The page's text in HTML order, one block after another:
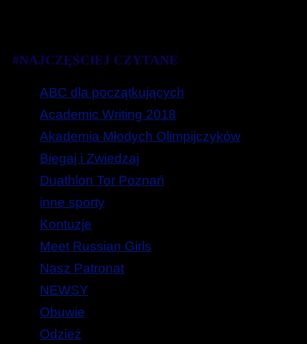
#NAJCZĘŚCIEJ CZYTANE
ABC dla początkujących
Academic Writing 2018
Akademia Młodych Olimpijczyków
Biegaj i Zwiedzaj
Duathlon Tor Poznań
inne sporty
Kontuzje
Meet Russian Girls
Nasz Patronat
NEWSY
Obuwie
Odzież